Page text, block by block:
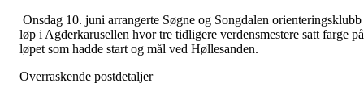
Onsdag 10. juni arrangerte Søgne og Songdalen orienteringsklubb
løp i Agderkarusellen hvor tre tidligere verdensmestere satt farge på
løpet som hadde start og mål ved Høllesanden.
Overraskende postdetaljer